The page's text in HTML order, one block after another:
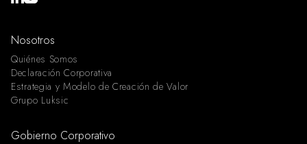
Nosotros
Quiénes Somos
Declaración Corporativa
Estrategia y Modelo de Creación de Valor
Grupo Luksic
Gobierno Corporativo